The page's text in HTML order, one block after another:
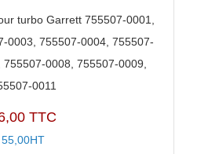
turbo Garrett 755507-0001,
0003, 755507-0004, 755507-
0008, 755507-0009,
0011
TTC
55,00HT